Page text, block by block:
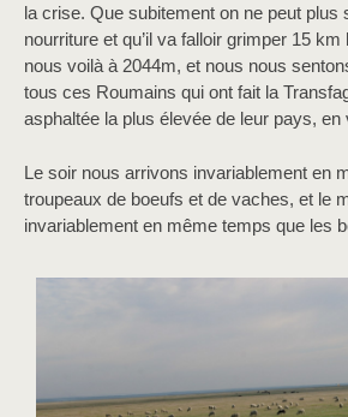
la crise. Que subitement on ne peut plus
nourriture et qu’il va falloir grimper 15
nous voilà à 2044m, et nous nous
tous ces Roumains qui ont fait la
asphaltée la plus élevée de leur pays, en
Le soir nous arrivons invariablement en
troupeaux de boeufs et de vaches, et le
invariablement en même temps que les